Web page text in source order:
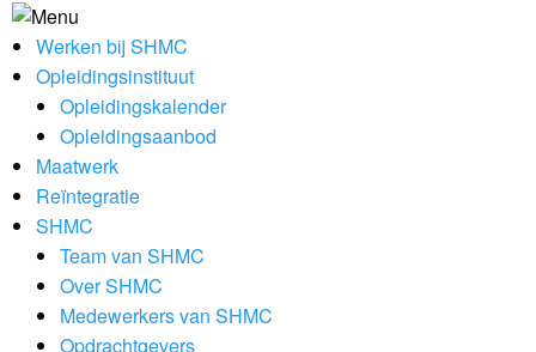
Werken bij SHMC
Opleidingsinstituut
Opleidingskalender
Opleidingsaanbod
Maatwerk
Reïntegratie
SHMC
Team van SHMC
Over SHMC
Medewerkers van SHMC
Opdrachtgevers